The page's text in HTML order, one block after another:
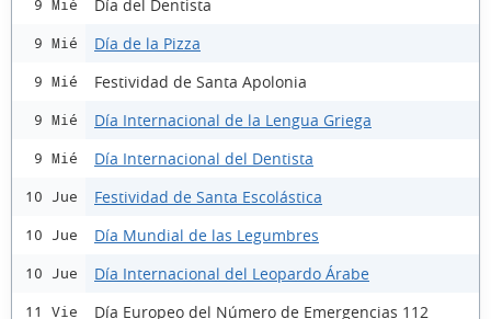
9 Mié Día del Dentista
9 Mié Día de la Pizza
9 Mié Festividad de Santa Apolonia
9 Mié Día Internacional de la Lengua Griega
9 Mié Día Internacional del Dentista
10 Jue Festividad de Santa Escolástica
10 Jue Día Mundial de las Legumbres
10 Jue Día Internacional del Leopardo Árabe
11 Vie Día Europeo del Número de Emergencias 112